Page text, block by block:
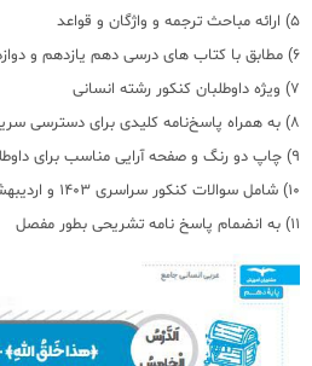
5) ارائه مباحث ترجمه و واژگان و قواعد
6) مطابق با کتاب های درسی دهم یازدهم و دوازدهم
7) ویژه داوطلبان کنکور رشته انسانی
8) به همراه پاسخ‌‎نامه کلیدی برای دسترسی سریع تر به پاسخ
9) چاپ دو رنگ و صفحه آرایی مناسب برای داوطلبان کنکور
10) شامل سوالات کنکور سراسری 1403 و اردیبهشت 1404
11) به انضمام پاسخ نامه تشریحی بطور مفصل